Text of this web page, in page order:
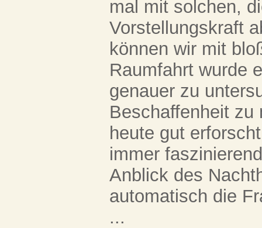
mal mit solchen,
Vorstellungskraft
können wir mit
Raumfahrt wurde
genauer zu
Beschaffenheit zu
heute gut
immer
Anblick des
automatisch die
...